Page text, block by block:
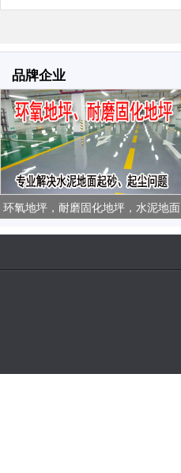
品牌企业
环氧地坪，耐磨固化地坪，水泥地面
起砂、起尘问题